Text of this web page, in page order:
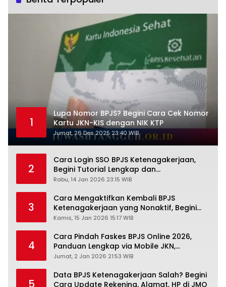
1
Lupa Nomor BPJS? Begini Cara Cek Nomor
Kartu JKN-KIS dengan NIK KTP
Jumat, 26 Des 2025 23:40 WIB
2
Cara Login SSO BPJS Ketenagakerjaan,
Begini Tutorial Lengkap dan
Pengertiannya
Rabu, 14 Jan 2026 23:15 WIB
3
Cara Mengaktifkan Kembali BPJS
Ketenagakerjaan yang Nonaktif, Begini
Panduan Lengkapnya
Kamis, 15 Jan 2026 15:17 WIB
4
Cara Pindah Faskes BPJS Online 2026,
Panduan Lengkap via Mobile JKN,
PANDAWA & Offiline Kantor Cabang
Jumat, 2 Jan 2026 21:53 WIB
5
Data BPJS Ketenagakerjaan Salah? Begini
Cara Update Rekening, Alamat, HP di JMO